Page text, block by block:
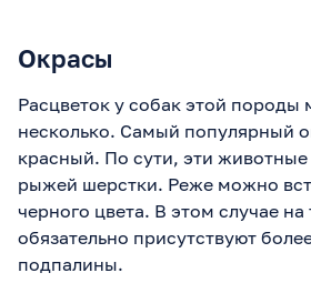
Окрасы
Расцветок у собак этой породы
несколько. Самый популярный
красный. По сути, эти животные
рыжей шерстки. Реже можно
черного цвета. В этом случае на
обязательно присутствуют
подпалины.